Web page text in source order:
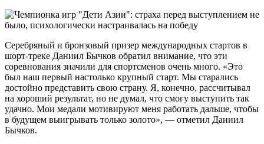
Серебряный и бронзовый призер международных стартов в
шорт-треке Даниил Бычков обратил внимание, что эти
соревнования значили для спортсменов очень много. «Это
был наш первый настолько крупный старт. Мы старались
достойно представить свою страну. Я, конечно, рассчитывал
на хороший результат, но не думал, что смогу выступить так
удачно. Мои медали мотивируют меня работать дальше, чтобы
в будущем выигрывать только золото», — отметил Даниил
Бычков.